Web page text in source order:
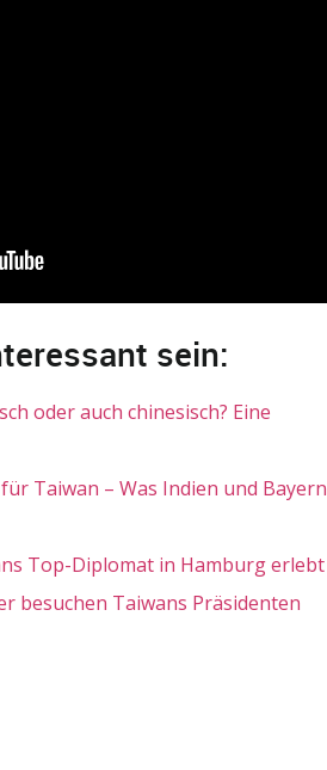
sein:
oder auch chinesisch? Eine
Taiwan – Was Indien und Bayern
Top-Diplomat in Hamburg erlebt
besuchen Taiwans Präsidenten